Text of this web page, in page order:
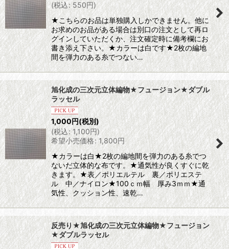
(税込: 550円)
★こちらのお品は単独購入しかできません。他に
お求めのお品がある場合は別口の注文として再ロ
グインしていただくか、注文確定時に備考欄にお
書き添え下さい。★カラーは白です★2枚の編地
間を弾力のある糸でつない…
旭化成の三次元立体編物★フュージョン★ダブル
ラッセル
1,000円(税別)
(税込: 1,100円)
希望小売価格: 1,800円
★カラーは白★2枚の編地間を弾力のある糸でつ
ないだ立体的な布です。★通気性が良くすぐに乾
きます。★表／ポリエルテル 裏／ポリエステ
ル 中／ナイロン★100ｃｍ幅 厚み3ｍｍ★通
気性、クッション性、速乾…
反売り★旭化成の三次元立体編物★フュージョン
★ダブルラッセル